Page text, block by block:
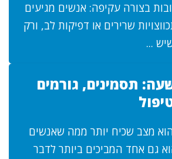
בצורה עקיפה: אנשים מגיעים
שרירים או דפיקות לב, ורק
...
תסמינים, גורמים
מצב שכיח יותר ממה שאנשים
גם אחד המביכים ביותר לדבר